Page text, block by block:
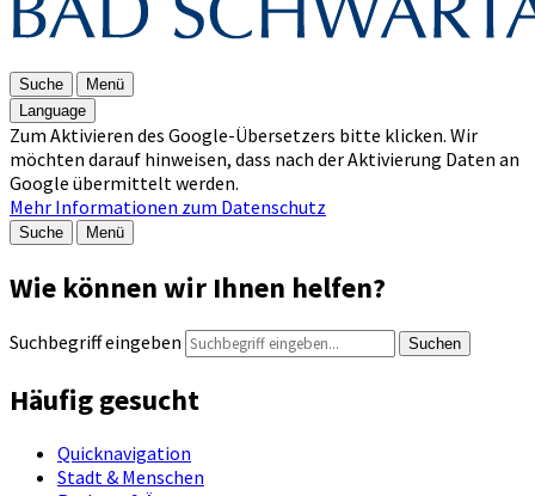
Suche
Menü
Language
Zum Aktivieren des Google-Übersetzers bitte klicken. Wir
möchten darauf hinweisen, dass nach der Aktivierung Daten an
Google übermittelt werden.
Mehr Informationen zum Datenschutz
Suche Menü
Wie können wir Ihnen helfen?
Suchbegriff eingeben Suchen
Häufig gesucht
Quicknavigation
Stadt & Menschen